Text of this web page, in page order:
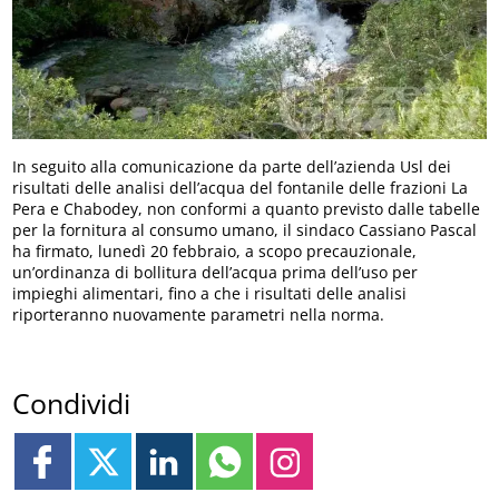
In seguito alla comunicazione da parte dell’azienda Usl dei
risultati delle analisi dell’acqua del fontanile delle frazioni La
Pera e Chabodey, non conformi a quanto previsto dalle tabelle
per la fornitura al consumo umano, il sindaco Cassiano Pascal
ha firmato, lunedì 20 febbraio, a scopo precauzionale,
un’ordinanza di bollitura dell’acqua prima dell’uso per
impieghi alimentari, fino a che i risultati delle analisi
riporteranno nuovamente parametri nella norma.
Condividi